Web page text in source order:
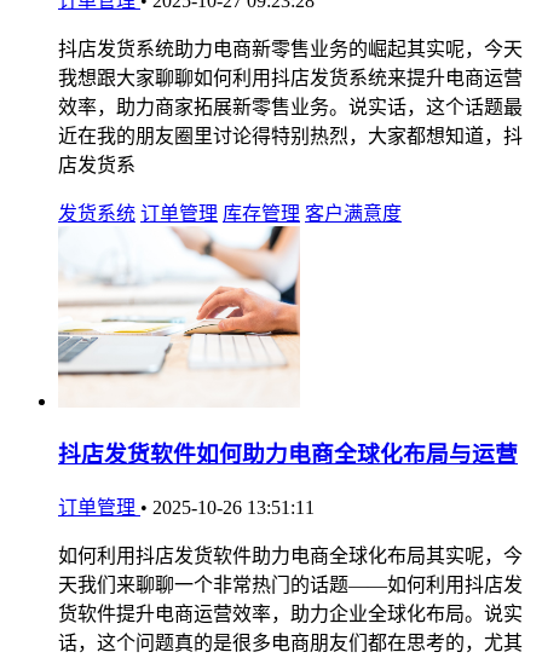
抖店发货系统助力电商新零售业务的崛起其实呢，今天
我想跟大家聊聊如何利用抖店发货系统来提升电商运营
效率，助力商家拓展新零售业务。说实话，这个话题最
近在我的朋友圈里讨论得特别热烈，大家都想知道，抖
店发货系
发货系统 订单管理 库存管理 客户满意度
抖店发货软件如何助力电商全球化布局与运营
订单管理 • 2025-10-26 13:51:11
如何利用抖店发货软件助力电商全球化布局其实呢，今
天我们来聊聊一个非常热门的话题——如何利用抖店发
货软件提升电商运营效率，助力企业全球化布局。说实
话，这个问题真的是很多电商朋友们都在思考的，尤其